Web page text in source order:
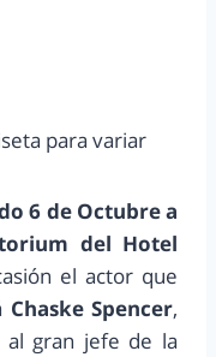
para variar
6 de Octubre a
del Hotel
el actor que
Chaske Spencer,
gran jefe de la